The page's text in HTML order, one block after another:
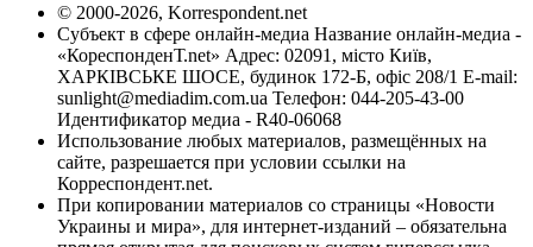
© 2000-2026, Korrespondent.net
Субъект в сфере онлайн-медиа Название онлайн-медиа -
«КореспонденТ.net» Адрес: 02091, місто Київ,
ХАРКІВСЬКЕ ШОСЕ, будинок 172-Б, офіс 208/1 E-mail:
sunlight@mediadim.com.ua Телефон: 044-205-43-00
Идентификатор медиа - R40-06068
Использование любых материалов, размещённых на
сайте, разрешается при условии ссылки на
Корреспондент.net.
При копировании материалов со страницы «Новости
Украины и мира», для интернет-изданий – обязательна